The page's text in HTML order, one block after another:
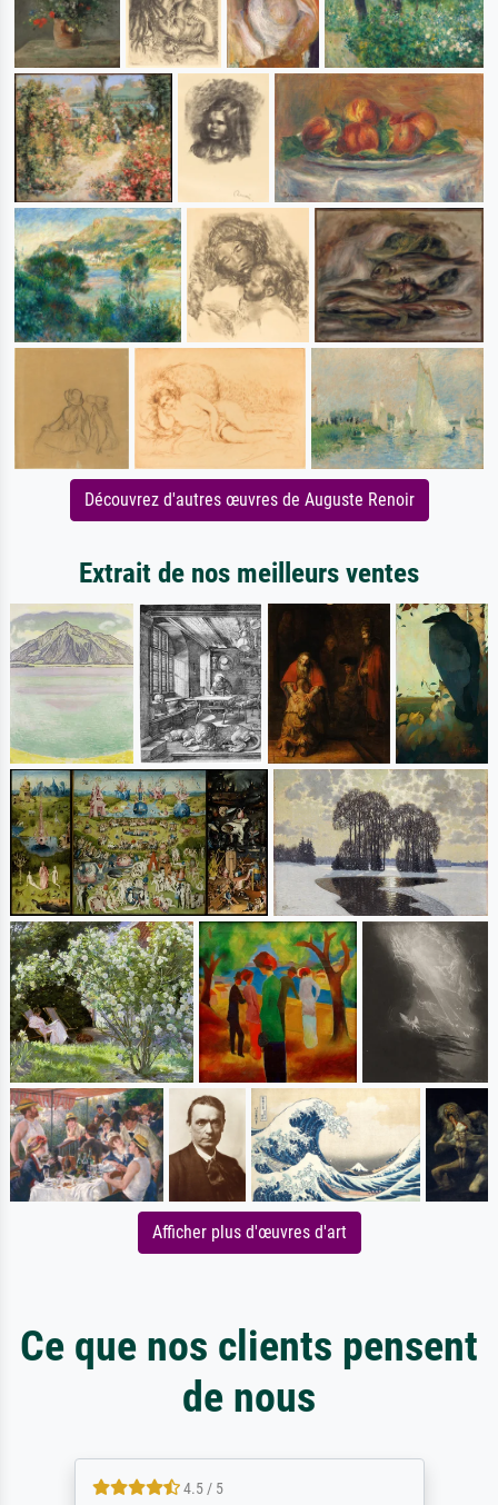
Découvrez d'autres œuvres de Auguste Renoir
Extrait de nos meilleurs ventes
Afficher plus d'œuvres d'art
Ce que nos clients pensent
de nous
4.5 / 5